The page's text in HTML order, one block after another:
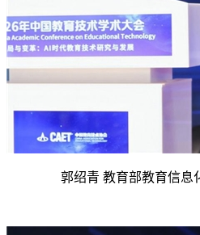
郭绍青 教育部教育信息